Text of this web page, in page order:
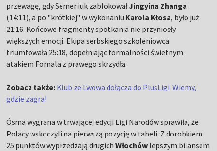
przewagę, gdy Semeniuk zablokowałJingyina Zhanga
(14:11), a po "krótkiej" w wykonaniu Karola Kłosa, było już
21:16. Końcowe fragmenty spotkania nie przyniosły
większych emocji. Ekipa serbskiego szkoleniowca
triumfowała 25:18, dopełniając formalności świetnym
atakiem Fornala z prawego skrzydła.
Zobacz także: Klub ze Lwowa dołącza do PlusLigi. Wiemy,
gdzie zagra!
Ósma wygrana w trwającej edycji Ligi Narodów sprawiła, że
Polacy wskoczyli na pierwszą pozycję w tabeli. Z dorobkiem
25 punktów wyprzedzają drugichWłochów lepszym bilansem